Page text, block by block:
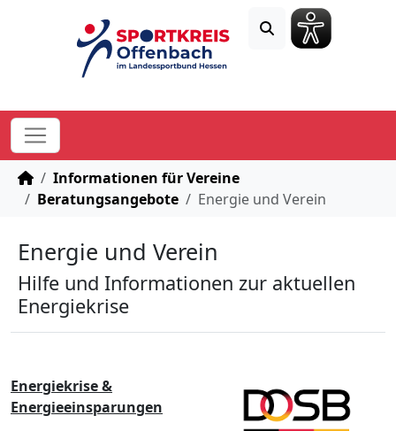
STARTSEITE
Informationen für Vereine
Beratungsangebote
Energie und Verein
Energie und Verein
Hilfe und Informationen zur aktuellen
Energiekrise
Energiekrise &
Energieeinsparungen